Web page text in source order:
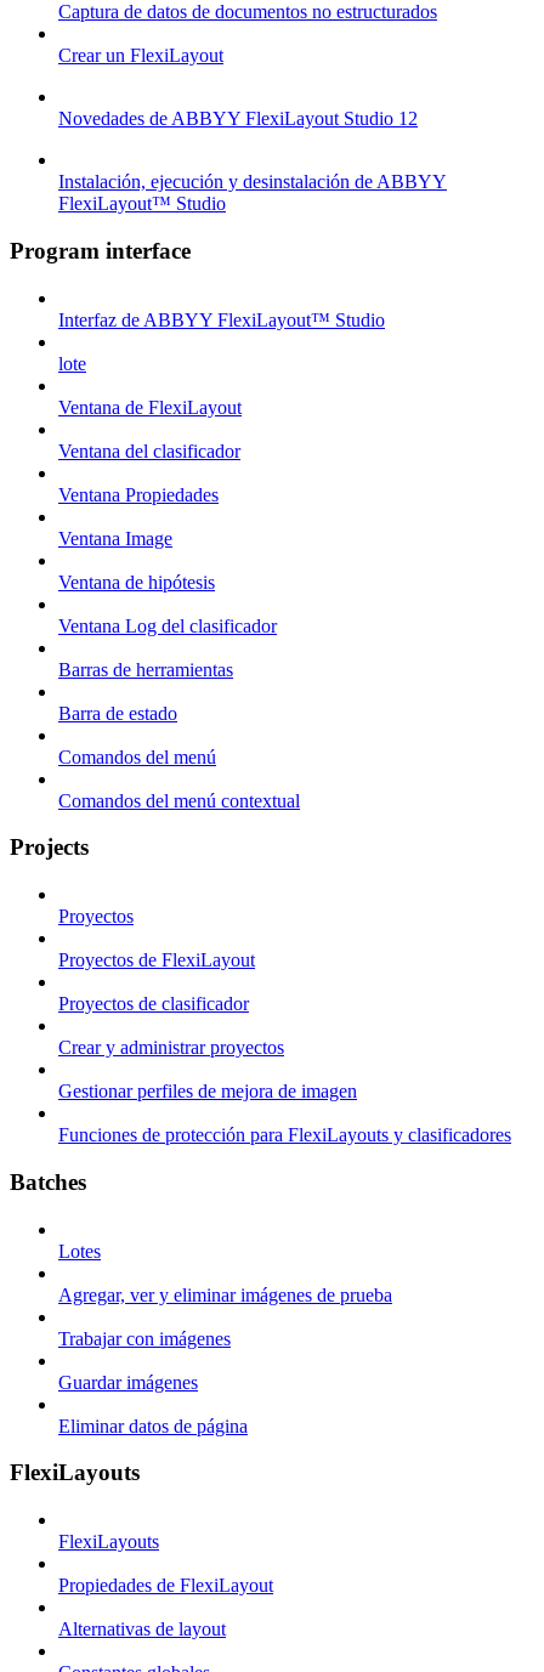
Captura de datos de documentos no estructurados
Crear un FlexiLayout
Novedades de ABBYY FlexiLayout Studio 12
Instalación, ejecución y desinstalación de ABBYY
FlexiLayout™ Studio
Program interface
Interfaz de ABBYY FlexiLayout™ Studio
lote
Ventana de FlexiLayout
Ventana del clasificador
Ventana Propiedades
Ventana Image
Ventana de hipótesis
Ventana Log del clasificador
Barras de herramientas
Barra de estado
Comandos del menú
Comandos del menú contextual
Projects
Proyectos
Proyectos de FlexiLayout
Proyectos de clasificador
Crear y administrar proyectos
Gestionar perfiles de mejora de imagen
Funciones de protección para FlexiLayouts y clasificadores
Batches
Lotes
Agregar, ver y eliminar imágenes de prueba
Trabajar con imágenes
Guardar imágenes
Eliminar datos de página
FlexiLayouts
FlexiLayouts
Propiedades de FlexiLayout
Alternativas de layout